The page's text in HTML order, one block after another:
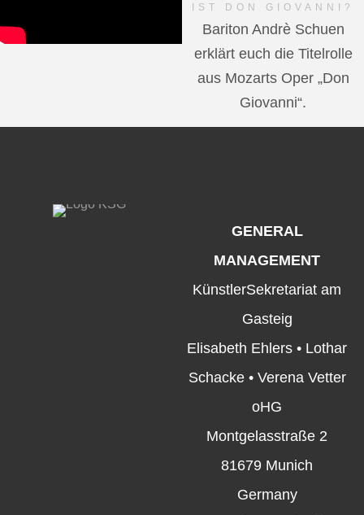
IST DON GIOVANNI?
Bariton Andrè Schuen
erklärt euch die Titelrolle
aus Mozarts Oper „Don
Giovanni“.
GENERAL
MANAGEMENT
KünstlerSekretariat am
Gasteig
Elisabeth Ehlers • Lothar
Schacke • Verena Vetter
oHG
Montgelasstraße 2
81679 Munich
Germany